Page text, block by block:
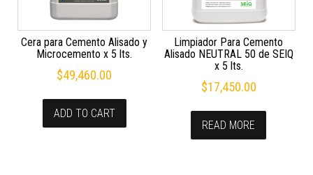
Cera para Cemento Alisado y
Microcemento x 5 lts.
$49,460.00
ADD TO CART
Limpiador Para Cemento
Alisado NEUTRAL 50 de SEIQ
x 5 lts.
$17,450.00
READ MORE